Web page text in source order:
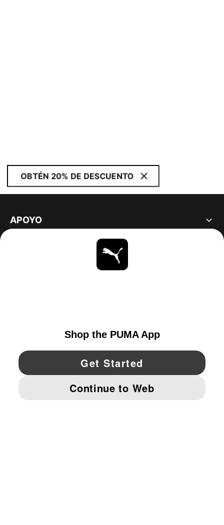
OBTÉN 20% DE DESCUENTO
APOYO
YouTube Twitter Pinterest
IMPRINT AND LEGAL DATA